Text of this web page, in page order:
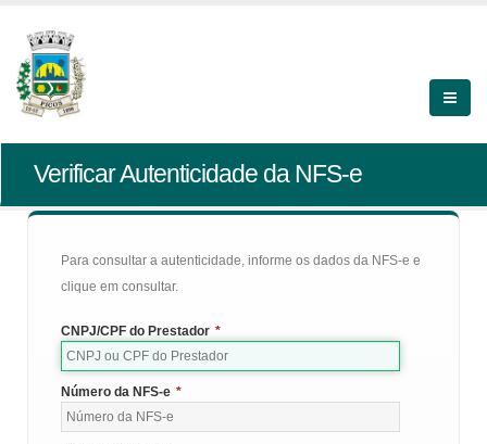
Verificar Autenticidade da NFS-e
Para consultar a autenticidade, informe os dados da NFS-e e
clique em consultar.
CNPJ/CPF do Prestador *
Número da NFS-e *